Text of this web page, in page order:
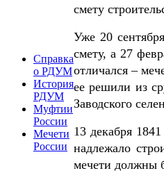
Справка
о РДУМ
История
РДУМ
Муфтии
России
Мечети
России
смету
Уже 20
смету, а 27
отличался –
ее решили из
Заводского
13 декабря
надлежало
мечети должны